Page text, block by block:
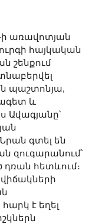
ի առավոտյան
հայկական
շենքում
պաշտոնյա,
և
Ավագյանը՝
գտել են
զուգարանում՝
հետևում։
է եղել